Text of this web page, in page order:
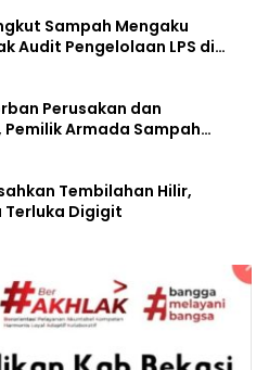
Sampah Mengaku
Audit Pengelolaan LPS di
Perusakan dan
Armada Sampah
Polisi
Tembilahan Hilir,
Terluka Digigit